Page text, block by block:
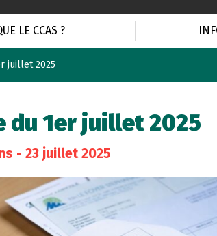
LE CCAS ?
juillet 2025
du 1er juillet 2025
- 23 juillet 2025